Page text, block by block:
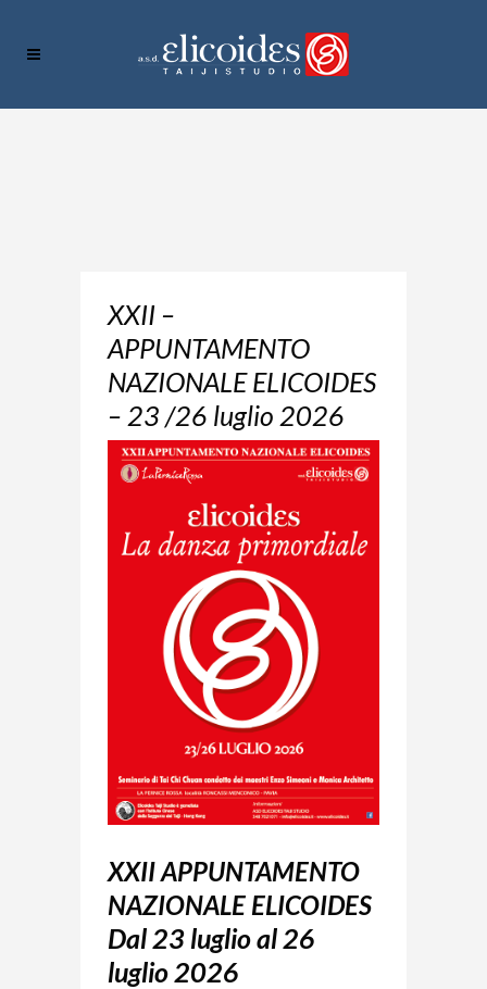
XXII –
APPUNTAMENTO
NAZIONALE ELICOIDES
– 23 /26 luglio 2026
XXII APPUNTAMENTO
NAZIONALE ELICOIDES
Dal 23 luglio al 26
luglio 2026